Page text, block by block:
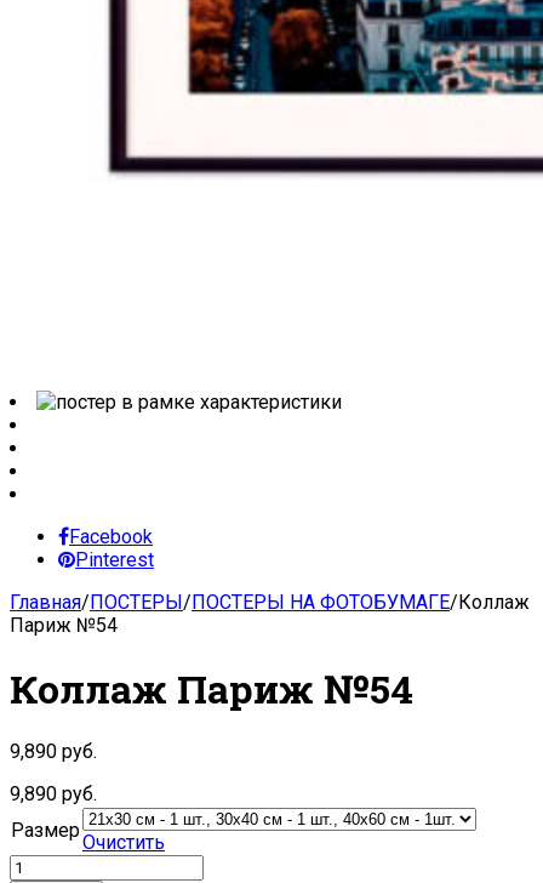
Facebook
Pinterest
Главная/ПОСТЕРЫ/ПОСТЕРЫ НА ФОТОБУМАГЕ/Коллаж
Париж №54
Коллаж Париж №54
9,890 руб.
9,890 руб.
Размер
Очистить